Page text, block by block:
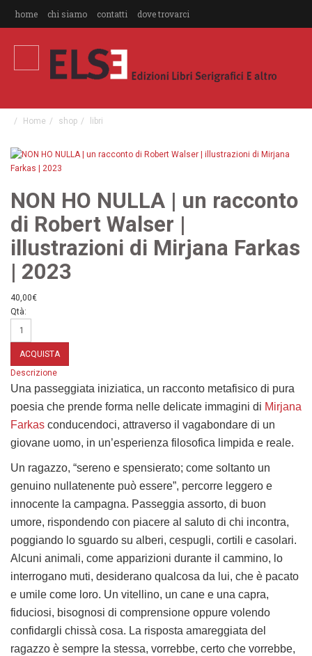
home chi siamo contatti dove trovarci
Home shop libri
NON HO NULLA | un racconto
di Robert Walser |
illustrazioni di Mirjana Farkas
| 2023
40,00€
Qtà:
Descrizione
Una passeggiata iniziatica, un racconto metafisico di pura
poesia che prende forma nelle delicate immagini di Mirjana
Farkas conducendoci, attraverso il vagabondare di un
giovane uomo, in un’esperienza filosofica limpida e reale.
Un ragazzo, “sereno e spensierato; come soltanto un
genuino nullatenente può essere”, percorre leggero e
innocente la campagna. Passeggia assorto, di buon
umore, rispondendo con piacere al saluto di chi incontra,
poggiando lo sguardo su alberi, cespugli, cortili e casolari.
Alcuni animali, come apparizioni durante il cammino, lo
interrogano muti, desiderano qualcosa da lui, che è pacato
e umile come loro. Un vitellino, un cane e una capra,
fiduciosi, bisognosi di comprensione oppure volendo
confidargli chissà cosa. La risposta amareggiata del
ragazzo è sempre la stessa, vorrebbe, certo che vorrebbe,